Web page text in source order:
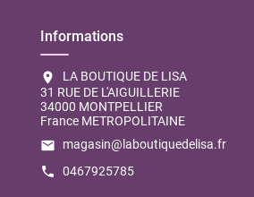
Informations
location_on
LA BOUTIQUE DE LISA
31 RUE DE L'AIGUILLERIE
34000 MONTPELLIER
France METROPOLITAINE
email magasin@laboutiquedelisa.fr
call 0467925785